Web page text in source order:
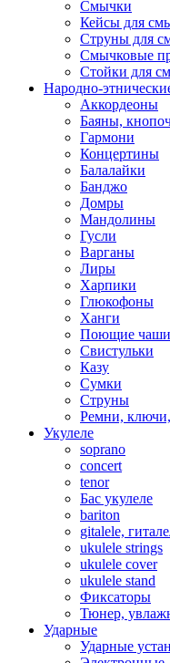
Смычки
Кейсы для
Струны для
Смычковые
Стойки для
Народно-
Аккордеоны
Баяны,
Гармони
Концертины
Балалайки
Банджо
Домры
Мандолины
Гусли
Варганы
Лиры
Харпики
Глюкофоны
Ханги
Поющие чаши
Свистульки
Казу
Сумки
Струны
Ремни,
Укулеле
soprano
concert
tenor
Бас укулеле
bariton
gitalele,
ukulele strings
ukulele cover
ukulele stand
Фиксаторы
Тюнер,
Ударные
Ударные